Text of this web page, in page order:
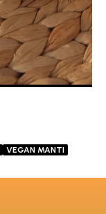
VEGAN MANTI